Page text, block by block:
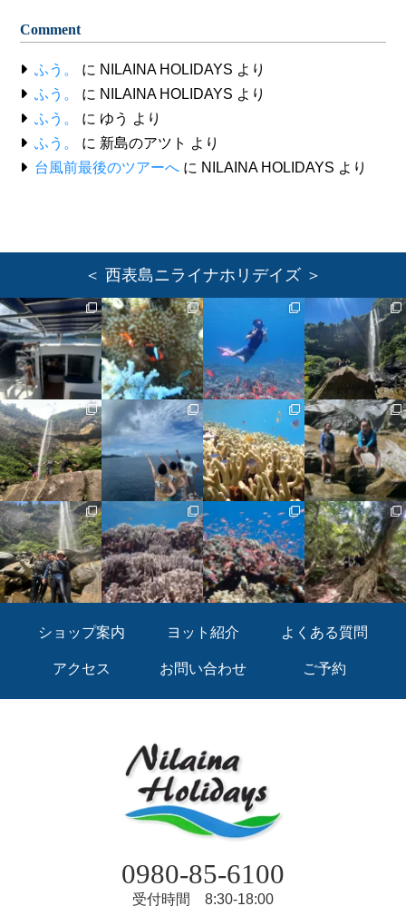
Comment
ふう。 に NILAINA HOLIDAYS より
ふう。
に NILAINA HOLIDAYS より
ふう。
に ゆう より
ふう。
に 新島のアツト より
台風前最後のツアーへ に NILAINA HOLIDAYS より
＜ 西表島ニライナホリデイズ ＞
ショップ案内 ヨット紹介 よくある質問
アクセス お問い合わせ ご予約
0980-85-6100
受付時間 8:30-18:00